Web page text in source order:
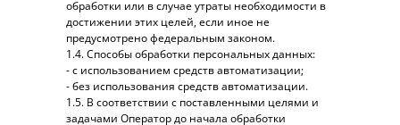
обработки или в случае утраты необходимости в
достижении этих целей, если иное не
предусмотрено федеральным законом.
1.4. Способы обработки персональных данных:
- с использованием средств автоматизации;
- без использования средств автоматизации.
1.5. В соответствии с поставленными целями и
задачами Оператор до начала обработки